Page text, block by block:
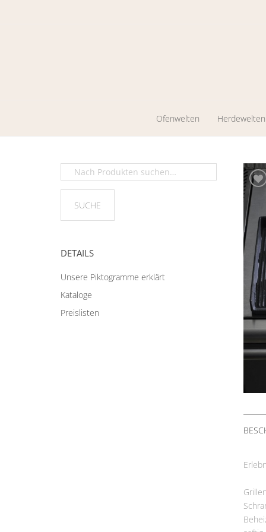
Ofenwelten
Werkstattöfen
Herdewelten
Zentrales
Heizen
DETAILS
Unsere Piktogramme erklärt
Kataloge
Preislisten